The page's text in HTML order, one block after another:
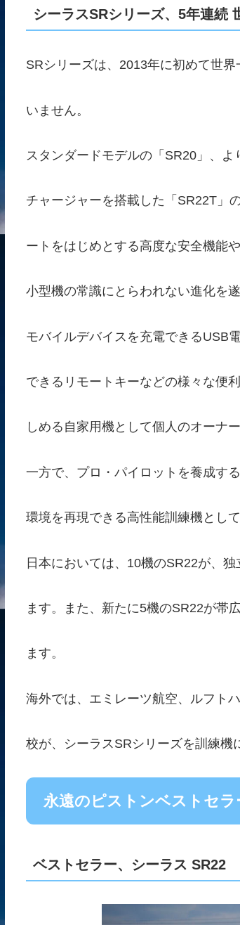
シーラスSRシリーズ、5年連続
SRシリーズは、2013年に初めて世
いません。
スタンダードモデルの「SR20」、
チャージャーを搭載した「SR22T」
ートをはじめとする高度な安全機能
小型機の常識にとらわれない進化を遂
モバイルデバイスを充電できるUSB
できるリモートキーなどの様々な便
しめる自家用機として個人のオーナ
一方で、プロ・パイロットを養成す
環境を再現できる高性能訓練機とし
日本においては、10機のSR22が、
ます。また、新たに5機のSR22が帯
ます。
海外では、エミレーツ航空、ルフト
校が、シーラスSRシリーズを訓練機
永遠のピストンベストセ
ベストセラー、シーラス SR22